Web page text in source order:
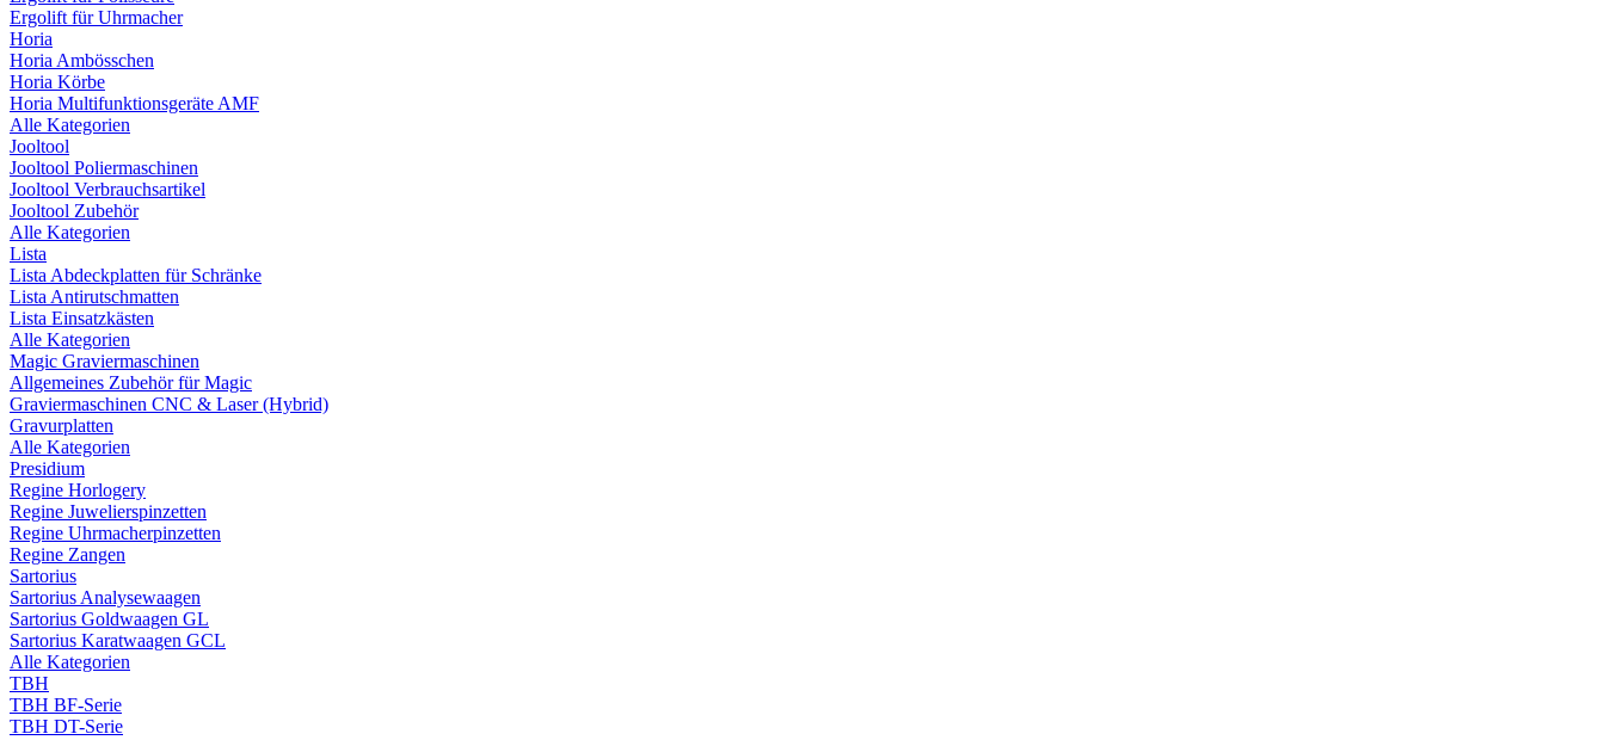
Ergolift für Uhrmacher
Horia
Horia Ambösschen
Horia Körbe
Horia Multifunktionsgeräte AMF
Alle Kategorien
Jooltool
Jooltool Poliermaschinen
Jooltool Verbrauchsartikel
Jooltool Zubehör
Alle Kategorien
Lista
Lista Abdeckplatten für Schränke
Lista Antirutschmatten
Lista Einsatzkästen
Alle Kategorien
Magic Graviermaschinen
Allgemeines Zubehör für Magic
Graviermaschinen CNC & Laser (Hybrid)
Gravurplatten
Alle Kategorien
Presidium
Regine Horlogery
Regine Juwelierspinzetten
Regine Uhrmacherpinzetten
Regine Zangen
Sartorius
Sartorius Analysewaagen
Sartorius Goldwaagen GL
Sartorius Karatwaagen GCL
Alle Kategorien
TBH
TBH BF-Serie
TBH DT-Serie